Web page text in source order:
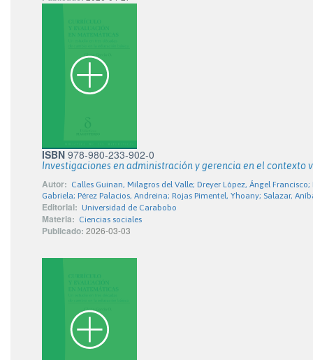
ISBN 978-980-233-902-0
Investigaciones en administración y gerencia en el contexto
Autor: Calles Guinan, Milagros del Valle; Dreyer López, Ángel
Gabriela; Pérez Palacios, Andreina; Rojas Pimentel, Yhoany; Salazar,
Editorial: Universidad de Carabobo
Materia: Ciencias sociales
Publicado: 2026-03-03